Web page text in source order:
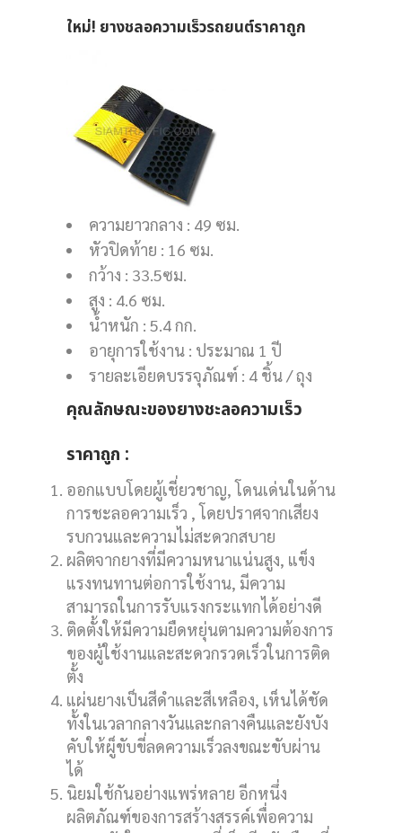
ใหม่! ยางชลอความเร็วรถยนต์ราคาถูก
ความยาวกลาง : 49 ซม.
หัวปิดท้าย : 16 ซม.
กว้าง : 33.5ซม.
สูง : 4.6 ซม.
น้ำหนัก : 5.4 กก.
อายุการใช้งาน : ประมาณ 1 ปี
รายละเอียดบรรจุภัณฑ์ : 4 ชิ้น / ถุง
คุณลักษณะของยางชะลอความเร็ว
ราคาถูก :
ออกแบบโดยผู้เชี่ยวชาญ, โดนเด่นในด้าน
การชะลอความเร็ว , โดยปราศจากเสียง
รบกวนและความไม่สะดวกสบาย
ผลิตจากยางที่มีความหนาแน่นสูง, แข็ง
แรงทนทานต่อการใช้งาน, มีความ
สามารถในการรับแรงกระแทกได้อย่างดี
ติดตั้งให้มีความยืดหยุ่นตามความต้องการ
ของผู้ใช้งานและสะดวกรวดเร็วในการติด
ตั้ง
แผ่นยางเป็นสีดำและสีเหลือง, เห็นได้ชัด
ทั้งในเวลากลางวันและกลางคืนและยังบัง
คับให้ผู็ขับขี่ลดความเร็วลงขณะขับผ่าน
ได้
นิยมใช้กันอย่างแพร่หลาย อีกหนึ่ง
ผลิตภัณฑ์ของการสร้างสรรค์เพื่อความ